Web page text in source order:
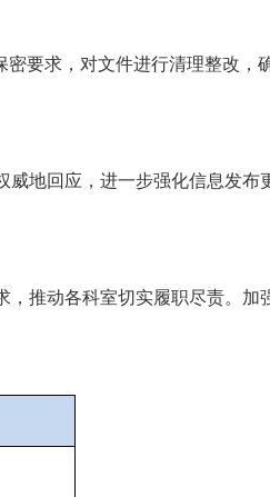
要求，对文件进行清理整改，
地回应，进一步强化信息发布
推动各科室切实履职尽责。加